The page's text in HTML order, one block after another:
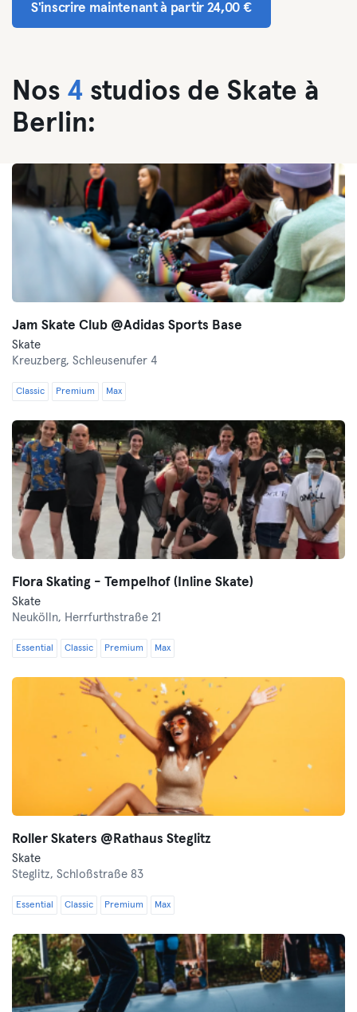
S'inscrire maintenant à partir 24,00 €
Nos 4 studios de Skate à
Berlin:
Jam Skate Club @Adidas Sports Base
Skate
Kreuzberg, Schleusenufer 4
Classic Premium Max
Flora Skating - Tempelhof (Inline Skate)
Skate
Neukölln, Herrfurthstraße 21
Essential Classic Premium Max
Roller Skaters @Rathaus Steglitz
Skate
Steglitz, Schloßstraße 83
Essential Classic Premium Max